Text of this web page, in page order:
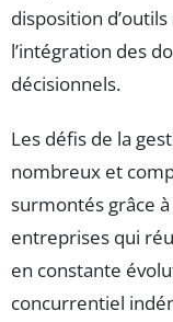
disposition
l’intégration des
décisionnels.
Les défis de la
nombreux et
surmontés grâce
entreprises qui
en constante
concurrentiel